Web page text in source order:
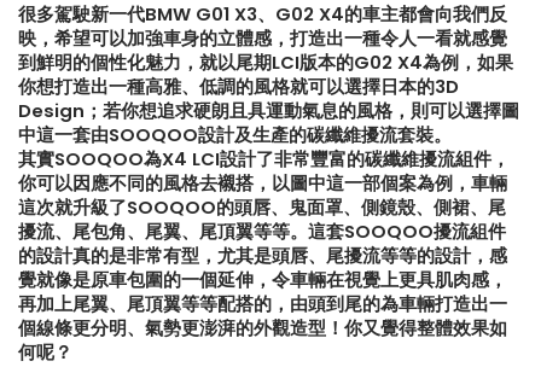
很多駕駛新一代BMW G01 X3、G02 X4的車主都會向我們反
映，希望可以加強車身的立體感，打造出一種令人一看就感覺
到鮮明的個性化魅力，就以尾期LCI版本的G02 X4為例，如果
你想打造出一種高雅、低調的風格就可以選擇日本的3D
Design；若你想追求硬朗且具運動氣息的風格，則可以選擇圖
中這一套由SOOQOO設計及生產的碳纖維擾流套裝。
其實SOOQOO為X4 LCI設計了非常豐富的碳纖維擾流組件，
你可以因應不同的風格去襯搭，以圖中這一部個案為例，車輛
這次就升級了SOOQOO的頭唇、鬼面罩、側鏡殼、側裙、尾
擾流、尾包角、尾翼、尾頂翼等等。這套SOOQOO擾流組件
的設計真的是非常有型，尤其是頭唇、尾擾流等等的設計，感
覺就像是原車包圍的一個延伸，令車輛在視覺上更具肌肉感，
再加上尾翼、尾頂翼等等配搭的，由頭到尾的為車輛打造出一
個線條更分明、氣勢更澎湃的外觀造型！你又覺得整體效果如
何呢？
【LARTE-Design: 打造出終極版
本的BMW XM】
【再向經典致敬!! Suzuki Jimny
XL化身迷你G-Class】
【真正碳為觀止!! McLaren
720S升級攻略】
【不能錯過的最新升級改
Instagram Reels】